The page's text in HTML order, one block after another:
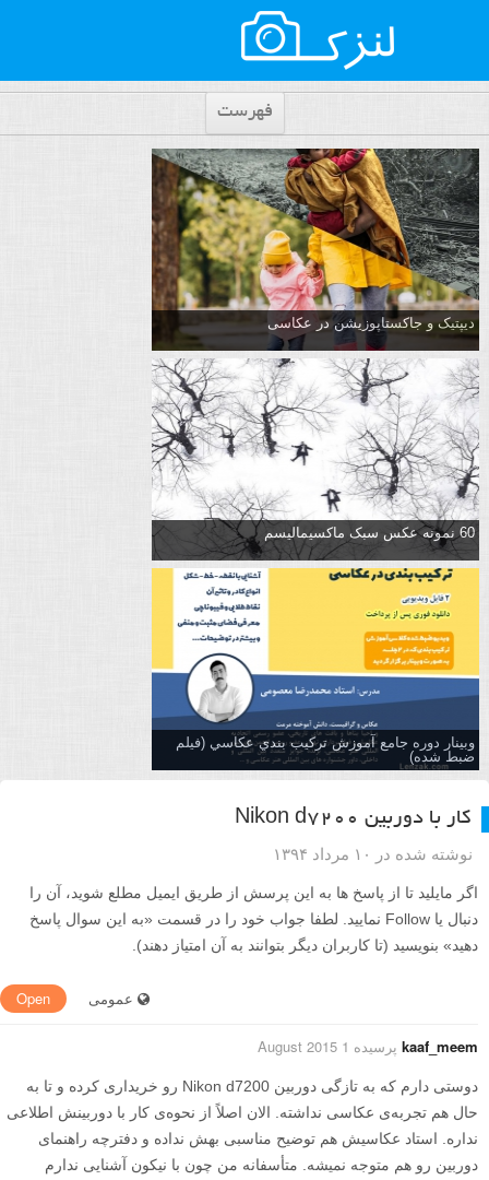
فهرست
دیپتیک و جاکستا‌پوزیشن در عکاسی
60 نمونه عکس سبک ماکسیمالیسم
وبینار دوره جامع آموزش تركيب بندي عكاسي (فیلم
ضبط شده)
کار با دوربین Nikon d7200
نوشته شده در ۱۰ مرداد ۱۳۹۴
اگر مایلید تا از پاسخ ها به این پرسش از طریق ایمیل مطلع شوید، آن را
دنبال یا Follow نمایید. لطفا جواب خود را در قسمت «به این سوال پاسخ
دهید» بنویسید (تا کاربران دیگر بتوانند به آن امتیاز دهند).
Open عمومی
kaaf_meem پرسیده 1 August 2015
دوستی دارم که به تازگی دوربین Nikon d7200 رو خریداری کرده و تا به
حال هم تجربه‌ی عکاسی نداشته. الان اصلاً از نحوه‌ی کار با دوربینش اطلاعی
نداره. استاد عکاسیش هم توضیح مناسبی بهش نداده و دفترچه راهنمای
دوربین رو هم متوجه نمیشه. متأسفانه من چون با نیکون آشنایی ندارم